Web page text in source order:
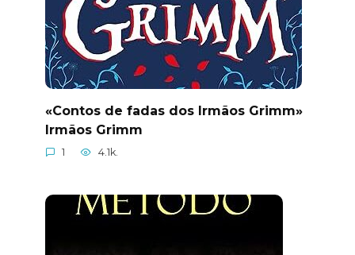
«Contos de fadas dos Irmãos Grimm»
Irmãos Grimm
1 4.1k.